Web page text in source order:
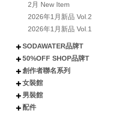
2月 New Item
2026年1月新品 Vol.2
2026年1月新品 Vol.1
SODAWATER品牌T
不分類
全部短袖商品
全部長袖商品
全部外套COAT
喵汪星人
小熊│泰迪熊
有梗文字TEE
Y2K
美式風格
日式風格
戰國貓大人
肌肉地獄
暗黑
50%OFF SHOP品牌T
不分類
所有短袖商品
所有涼感抗UV機能T
所有長袖商品
貓貓
狗狗
小熊
下午茶甜點
卡通
潮流
創作者聯名系列
不分類
阿香啵啵
Kono可諾
小舒舒
吃貨少女あか
奶加
鳥人瑞克斯
貝莉蒂絲
兔森森
米歪
蜜糖貓
Mineko_meow
煥悅工作室聯名
海王u魚
悠五 YuWu
擔擔麵
晴海はるみ
河豚小妞
酒咪
天奈莓璐 聯名
野生的淡水人 聯名
他(子) 聯名
夏琳(阿琳阿琳琳)聯名
雷德古雷夫 聯名
迪亞雜藝舖 聯名
熙潞姆 Shirumu聯名
嘎旋旋 聯名
霓茶 聯名
白兔兔兔聯名
Sam Bai✦ 桑唄✦聯名
咪寶 聯名
彌羽ゆう 聯名
柔一口甜 聯名
プラチナ普拉祈娜 聯名款
波風水雞 聯名
諾芙.exe聯名
鼠芝ミルチ 聯名
大鴉 聯名
蜜柑あいみ 聯名
來楽 聯名
緋嫣_睡眠ドーナツ聯名
伊德海拉ヽ 聯名
夢寐愛姆ユメビエム 聯名
吾貓ねこです聯名
阡狐Huni聯名
喇密聯名
阿栗栗聯名
皮立聯名
清玉聯名
水兔海聯名
諾櫻Noe聯名
日本曼生活聯名
萬萬丶聯名
米哇哇みわわ聯名
茶茶狐聯名
阿尼婪聯名
朶菟菈聯名
爪爪貓聯名
天奈雪羽聯名
黑狐洛克
夜某YamOuO聯名
綿羽ミルフィ
七兔なよみ聯名
小靜しずか聯名
楓棠兒聯名
嶺上荏染聯名
滔滔ラ聯名
橙雨沐沿聯名
五十鈴抹茶糰子
浮浪x飛行者
女裝館
不分類
上衣
短袖
長袖
連衣裙
雪紡/針織
襯衫
套裝
背心
下身
短褲
長褲
短裙
長裙
外套
夾克
風衣
牛仔外套
鋪棉外套
毛衣外套
女鞋
配件
襪子
包包
男裝館
不分類
上衣
外套
褲子
配件
配件